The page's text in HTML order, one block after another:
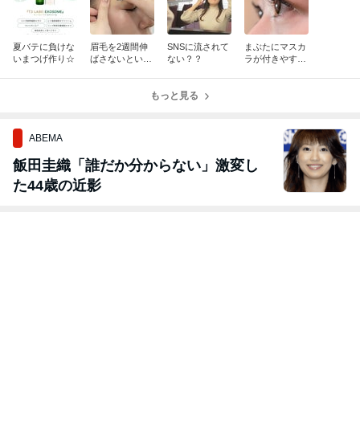
夏バテに負けな
いまつげ作り☆
眉毛を2週間伸
ばさないといけ
SNSに流されて
ない？？
まぶたにマスカ
ラが付きやすい
もっと見る
ABEMA
飯田圭織「誰だか分からない」激変し
た44歳の近影